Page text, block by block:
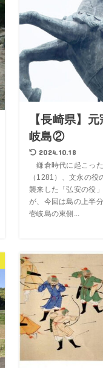
【長崎県】
岐島②
2024.10.18
鎌倉時代に起こっ
（1281）、文永の
襲来した「弘安の役
が、今回は島の上半
壱岐島の東側...